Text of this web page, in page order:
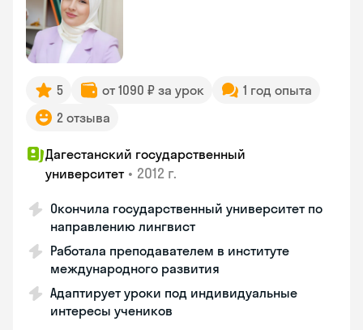
5 от 1090 ₽ за урок
1 год опыта
2 отзыва
Дагестанский государственный
университет • 2012 г.
Окончила государственный университет по
направлению лингвист
Работала преподавателем в институте
международного развития
Адаптирует уроки под индивидуальные
интересы учеников